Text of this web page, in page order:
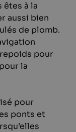
à la
aussi bien
de plomb.
pour
la
pour
ponts et